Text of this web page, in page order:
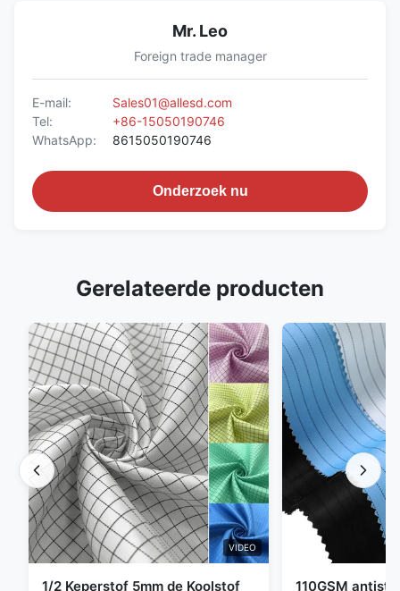
Mr. Leo
Foreign trade manager
E-mail:
Sales01@allesd.com
Tel:
+86-15050190746
WhatsApp:
8615050190746
Onderzoek nu
Gerelateerde producten
VIDEO
1/2 Keperstof 5mm de Koolstof
110GSM